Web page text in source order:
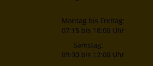
Montag bis Freitag:
07:15 bis 18:00 Uhr
Samstag:
09:00 bis 12:00 Uhr